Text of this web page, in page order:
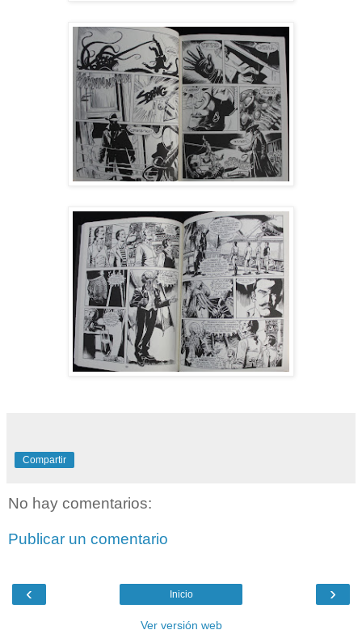
Compartir
No hay comentarios:
Publicar un comentario
‹ ›
Inicio
Ver versión web